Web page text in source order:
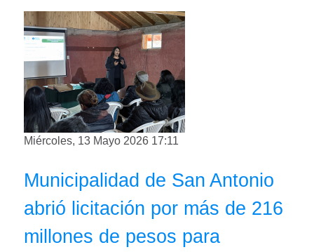
Miércoles, 13 Mayo 2026 17:11
Municipalidad de San Antonio
abrió licitación por más de 216
millones de pesos para